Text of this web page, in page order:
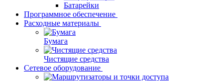
Батарейки
Программное обеспечение
Расходные материалы
Бумага
Чистящие средства
Сетевое оборудование